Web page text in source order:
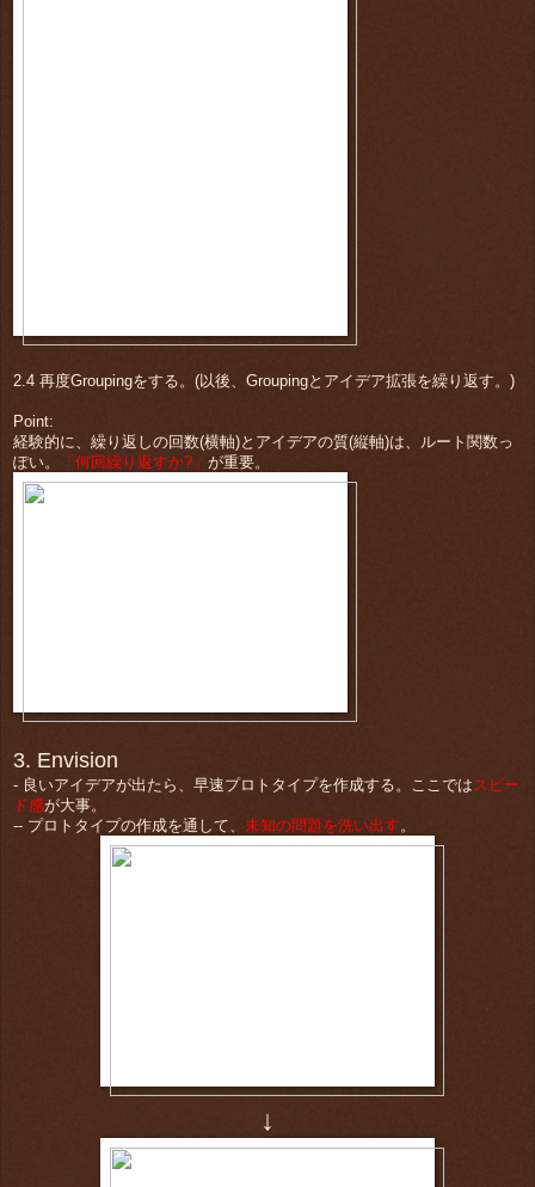
2.4 再度Groupingをする。(以後、Groupingとアイデア拡張を繰り返す。)
Point:
経験的に、繰り返しの回数(横軸)とアイデアの質(縦軸)は、ルート関数っ
ぽい。
「何回繰り返すか?」 が重要。
3. Envision
- 良いアイデアが出たら、早速プロトタイプを作成する。ここではスピー
ド感が大事。
-- プロトタイプの作成を通して、 未知の問題を洗い出す。
↓